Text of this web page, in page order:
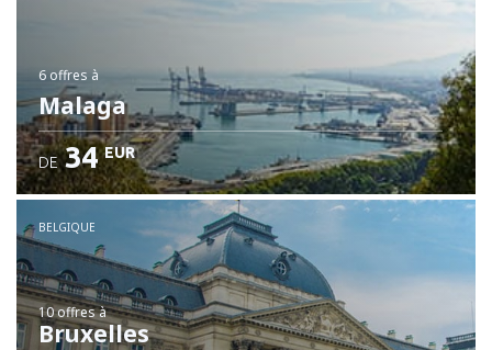
6 offresà
Malaga
DE 34 EUR
BELGIQUE
10 offresà
Bruxelles